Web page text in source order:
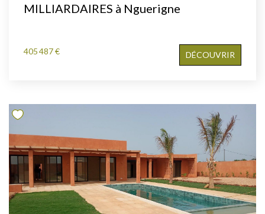
MILLIARDAIRES à Nguerigne
405 487 € DÉCOUVRIR